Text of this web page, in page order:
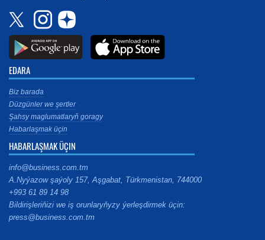
EDARA
Biz barada
Düzgünler we şertler
Şahsy maglumatlaryň goragy
Habarlaşmak üçin
HABARLAŞMAK ÜÇIN
info@business.com.tm
A.Nyýazow şaýoly 157, Aşgabat, Türkmenistan, 744000
+993 61 89 14 98
Bildirişleriňizi we iş orunlaryňyzy ýerleşdirmek üçin:
press@business.com.tm